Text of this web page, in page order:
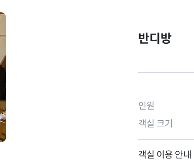
반디방
인원
객실 크기
객실 이용 안내